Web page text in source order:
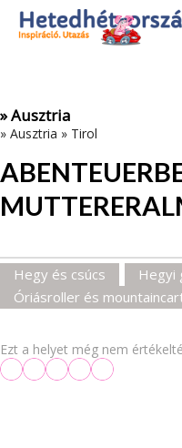
Az oldal sütiket (cookies)
Adatvédelmi tájékoztató
» Ausztria
» Ausztria » Tirol
Hegy és csúcs
Hegyi
Óriásroller és
Ezt a helyet még nem